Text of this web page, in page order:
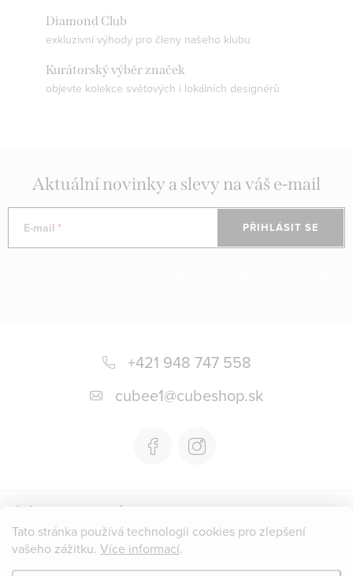
Tato stránka používá technologii cookies pro zlepšení
vašeho zážitku. Více informací.
Diamond Club
exkluzivní výhody pro členy našeho klubu
Kurátorský výběr značek
objevte kolekce světových i lokálních designérů
Aktuální novinky a slevy na váš e-mail
E-mail PŘIHLÁSIT SE
+421 948 747 558
cubee1@cubeshop.sk
Informace pro vás
Instagram